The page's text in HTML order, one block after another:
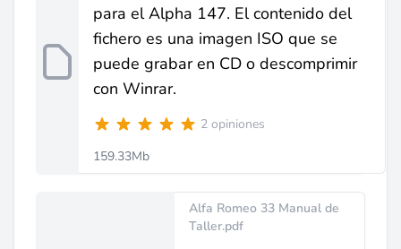
para el Alpha 147. El contenido del
fichero es una imagen ISO que se
puede grabar en CD o descomprimir
con Winrar.
2 opiniones
159.33Mb
Alfa Romeo 33 Manual de
Taller.pdf